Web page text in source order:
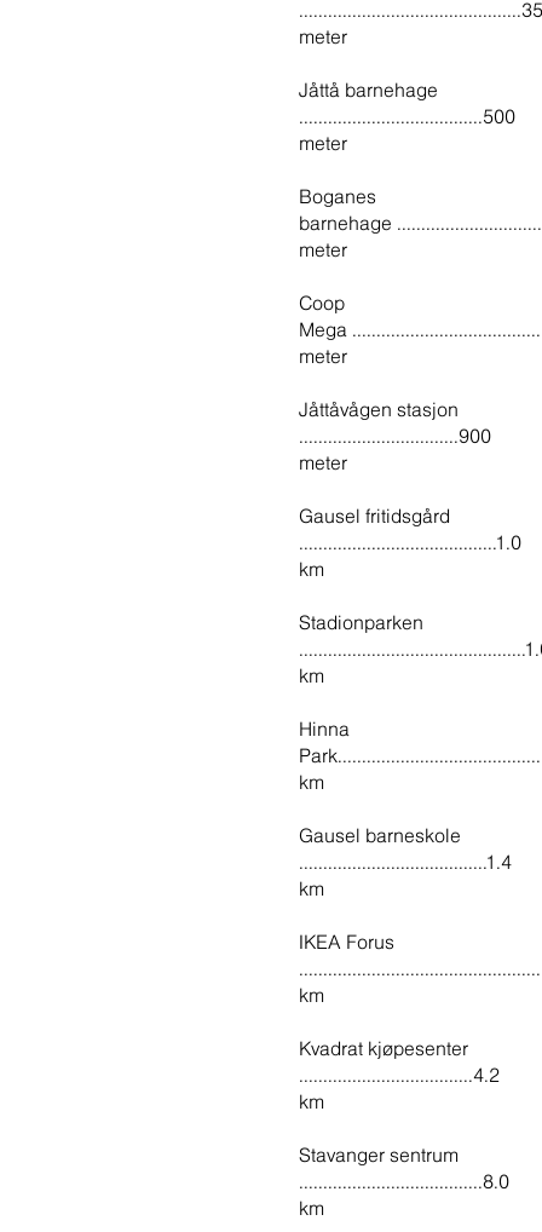
meter
Jåttå barnehage
......................................500
meter
Boganes
barnehage
meter
Coop
Mega
meter
Jåttåvågen stasjon
.................................900
meter
Gausel fritidsgård
.........................................1.0
km
Stadionparken
km
Hinna
km
Gausel barneskole
.......................................1.4
km
IKEA Forus
km
Kvadrat kjøpesenter
....................................4.2
km
Stavanger sentrum
......................................8.0
km